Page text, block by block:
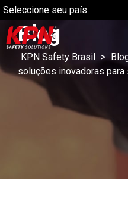
Seleccione seu país
Blog
KPN Safety Brasil >
soluções inovadoras para